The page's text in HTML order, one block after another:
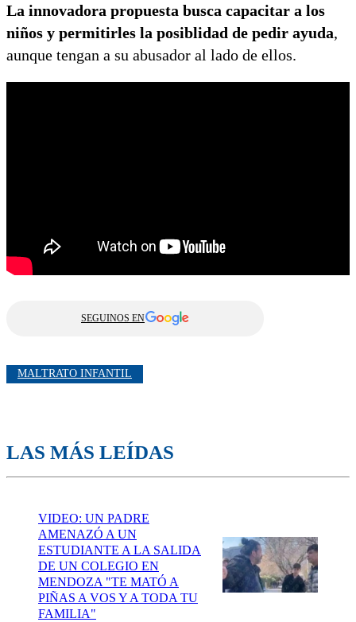
La innovadora propuesta busca capacitar a los
niños y permitirles la posiblidad de pedir ayuda,
aunque tengan a su abusador al lado de ellos.
SEGUINOS EN
MALTRATO INFANTIL
LAS MÁS LEÍDAS
VIDEO: UN PADRE
AMENAZÓ A UN
ESTUDIANTE A LA SALIDA
DE UN COLEGIO EN
MENDOZA "TE MATÓ A
PIÑAS A VOS Y A TODA TU
FAMILIA"